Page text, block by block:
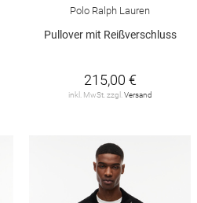
Polo Ralph Lauren
Pullover mit Reißverschluss
215,00 €
inkl. MwSt. zzgl. Versand